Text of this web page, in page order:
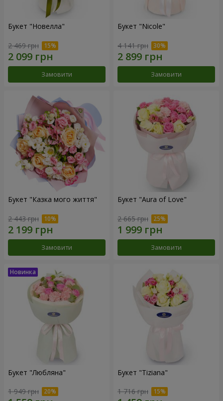
Букет "Новелла"
2 469 грн
Замовити
Букет "Nicole"
4 141 грн
Замовити
Букет "Казка мого життя"
2 443 грн
Замовити
Букет "Aura of Love"
2 665 грн
Замовити
Букет "Любляна"
1 949 грн
Букет "Tiziana"
1 716 грн